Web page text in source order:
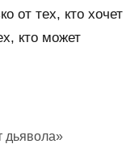
от тех, кто хочет
кто может
дьявола»